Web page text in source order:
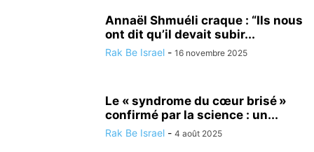
Annaël Shmuéli craque : “Ils nous
ont dit qu’il devait subir...
Rak Be Israel - 16 novembre 2025
Le « syndrome du cœur brisé »
confirmé par la science : un...
Rak Be Israel - 4 août 2025